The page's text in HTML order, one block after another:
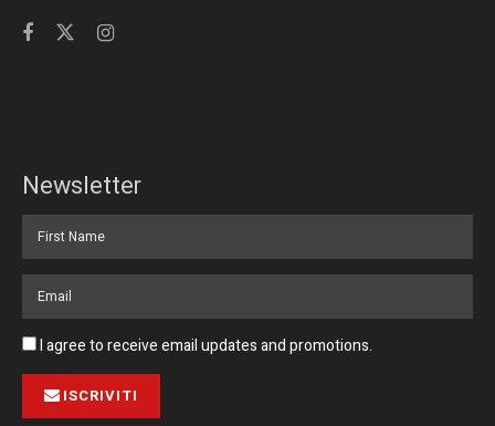
Newsletter
I agree to receive email updates and promotions.
ISCRIVITI